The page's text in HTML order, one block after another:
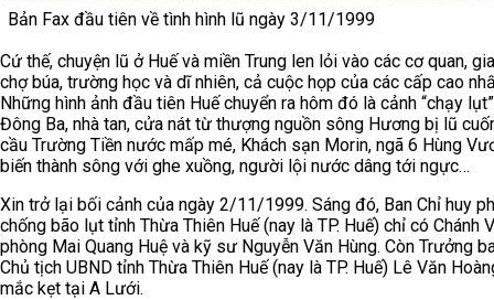
Bản Fax đầu tiên về tình hình lũ ngày 3/11/1999
Cứ thế, chuyện lũ ở Huế và miền Trung len lỏi vào các cơ quan,
chợ búa, trường học và dĩ nhiên, cả cuộc họp của các cấp cao
Những hình ảnh đầu tiên Huế chuyển ra hôm đó là cảnh “chạy
Đông Ba, nhà tan, cửa nát từ thượng nguồn sông Hương bị lũ
cầu Trường Tiền nước mấp mé, Khách sạn Morin, ngã 6 Hùng
biến thành sông với ghe xuồng, người lội nước dâng tới ngực…
Xin trở lại bối cảnh của ngày 2/11/1999. Sáng đó, Ban Chỉ huy
chống bão lụt tỉnh Thừa Thiên Huế (nay là TP. Huế) chỉ có Chánh
phòng Mai Quang Huệ và kỹ sư Nguyễn Văn Hùng. Còn Trưởng
Chủ tịch UBND tỉnh Thừa Thiên Huế (nay là TP. Huế) Lê Văn
mắc kẹt tại A Lưới.